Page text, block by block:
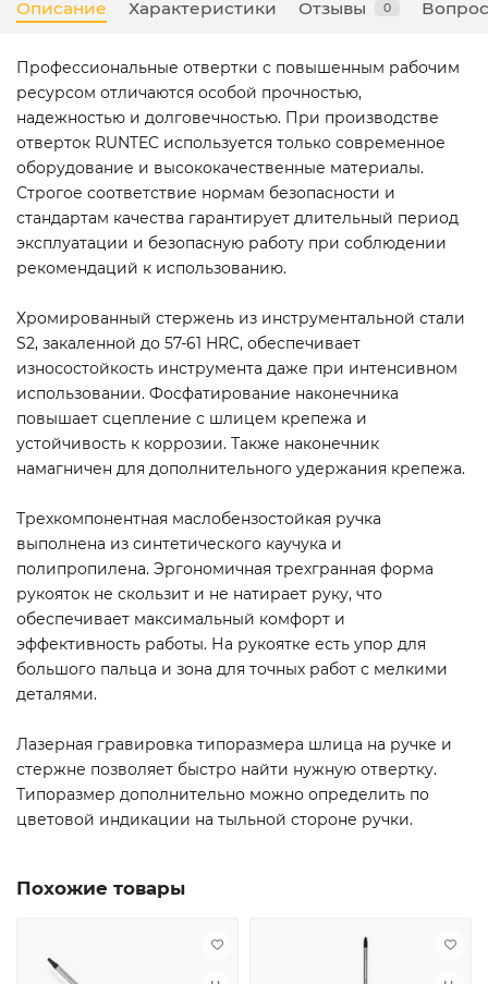
Описание Характеристики Отзывы 0
Профессиональные отвертки с повышенным рабочим
ресурсом отличаются особой прочностью,
надежностью и долговечностью. При производстве
отверток RUNTEC используется только современное
оборудование и высококачественные материалы.
Строгое соответствие нормам безопасности и
стандартам качества гарантирует длительный период
эксплуатации и безопасную работу при соблюдении
рекомендаций к использованию.
Хромированный стержень из инструментальной стали
S2, закаленной до 57-61 HRC, обеспечивает
износостойкость инструмента даже при интенсивном
использовании. Фосфатирование наконечника
повышает сцепление с шлицем крепежа и
устойчивость к коррозии. Также наконечник
намагничен для дополнительного удержания крепежа.
Трехкомпонентная маслобензостойкая ручка
выполнена из синтетического каучука и
полипропилена. Эргономичная трехгранная форма
рукояток не скользит и не натирает руку, что
обеспечивает максимальный комфорт и
эффективность работы. На рукоятке есть упор для
большого пальца и зона для точных работ с мелкими
деталями.
Лазерная гравировка типоразмера шлица на ручке и
стержне позволяет быстро найти нужную отвертку.
Типоразмер дополнительно можно определить по
цветовой индикации на тыльной стороне ручки.
Похожие товары